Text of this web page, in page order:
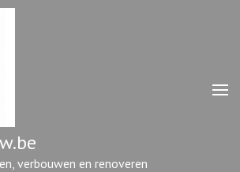
verbouwen en renoveren